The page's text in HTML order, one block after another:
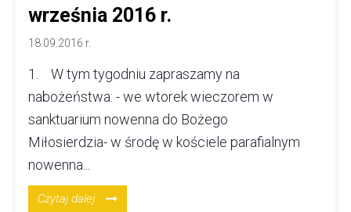
września 2016 r.
18.09.2016 r.
1. W tym tygodniu zapraszamy na
nabożeństwa: - we wtorek wieczorem w
sanktuarium nowenna do Bożego
Miłosierdzia- w środę w kościele parafialnym
nowenna...
Czytaj dalej